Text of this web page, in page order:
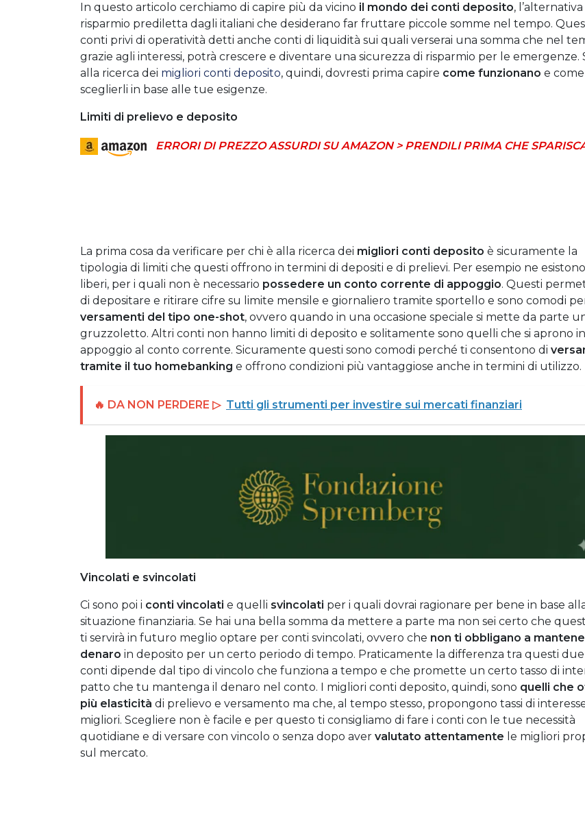
In questo articolo cerchiamo di capire più da vicino il mondo dei conti deposito, l’alternativa
risparmio prediletta dagli italiani che desiderano far fruttare piccole somme nel tempo.
conti privi di operatività detti anche conti di liquidità sui quali verserai una somma che nel
grazie agli interessi, potrà crescere e diventare una sicurezza di risparmio per le emergenze.
alla ricerca dei migliori conti deposito, quindi, dovresti prima capire come funzionano e come
sceglierli in base alle tue esigenze.
Limiti di prelievo e deposito
ERRORI DI PREZZO ASSURDI SU AMAZON > PRENDILI PRIMA CHE
La prima cosa da verificare per chi è alla ricerca dei migliori conti deposito è sicuramente la
tipologia di limiti che questi offrono in termini di depositi e di prelievi. Per esempio ne
liberi, per i quali non è necessario possedere un conto corrente di appoggio. Questi
di depositare e ritirare cifre su limite mensile e giornaliero tramite sportello e sono comodi
versamenti del tipo one-shot, ovvero quando in una occasione speciale si mette da parte
gruzzoletto. Altri conti non hanno limiti di deposito e solitamente sono quelli che si aprono in
appoggio al conto corrente. Sicuramente questi sono comodi perché ti consentono di
tramite il tuo homebanking e offrono condizioni più vantaggiose anche in termini di utilizzo.
🔥 DA NON PERDERE ▷ Tutti gli strumenti per investire sui mercati finanziari
Vincolati e svincolati
Ci sono poi i conti vincolati e quelli svincolati per i quali dovrai ragionare per bene in base
situazione finanziaria. Se hai una bella somma da mettere a parte ma non sei certo che
ti servirà in futuro meglio optare per conti svincolati, ovvero che non ti obbligano a
denaro in deposito per un certo periodo di tempo. Praticamente la differenza tra questi
conti dipende dal tipo di vincolo che funziona a tempo e che promette un certo tasso di
patto che tu mantenga il denaro nel conto. I migliori conti deposito, quindi, sono quelli che
più elasticità di prelievo e versamento ma che, al tempo stesso, propongono tassi di
migliori. Scegliere non è facile e per questo ti consigliamo di fare i conti con le tue necessità
quotidiane e di versare con vincolo o senza dopo aver valutato attentamente le migliori
sul mercato.